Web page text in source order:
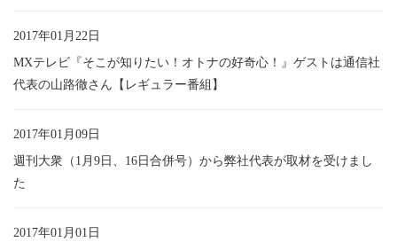
2017年01月22日
MXテレビ『そこが知りたい！オトナの好奇心！』ゲストは通信社
代表の山路徹さん【レギュラー番組】
2017年01月09日
週刊大衆（1月9日、16日合併号）から弊社代表が取材を受けまし
た
2017年01月01日